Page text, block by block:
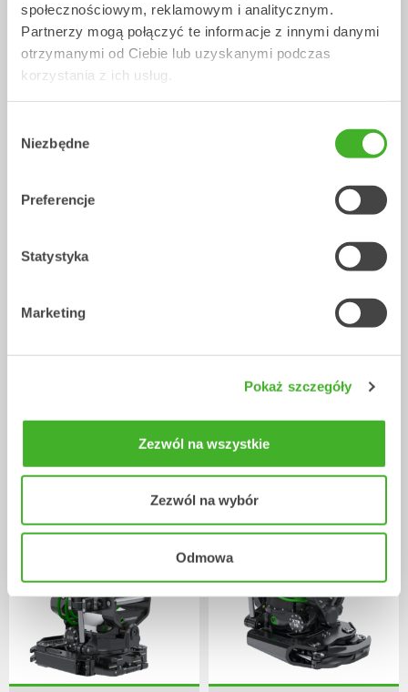
społecznościowym, reklamowym i analitycznym.
Partnerzy mogą połączyć te informacje z innymi danymi
otrzymanymi od Ciebie lub uzyskanymi podczas
korzystania z ich usług.
zgody
Niezbędne
Preferencje
Statystyka
Marketing
Pokaż szczegóły
Zezwól na wszystkie
Zezwól na wybór
Odmowa
XTR10
Tiltrotatory 10-14tony
XTR13
Tiltrotatory 10-13tony